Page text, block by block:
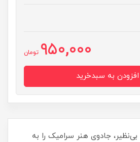
950,000 تومان
جادوی هنر سرامیک را به